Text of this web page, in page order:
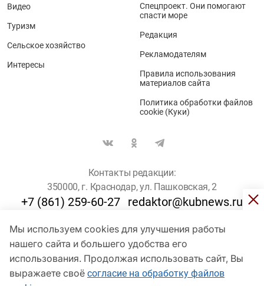
Мы используем cookies для улучшения работы
нашего сайта и большего удобства его
использования. Продолжая использовать сайт, Вы
выражаете своё согласие на обработку файлов
Видео
Туризм
Сельское хозяйство
Интересы
Спецпроект. Они помогают
спасти море
Редакция
Рекламодателям
Правила использования
материалов сайта
Политика обработки файлов
cookie (Куки)
Контакты редакции:
350000, г. Краснодар, ул. Пашковская, 2
+7 (861) 259-60-27 redaktor@kubnews.ru
Для пользователей старше 16 лет
© Кубанские Новости, 2017
Сетевое издание «kubnews» зарегистрировано Федеральной
службой по надзору в сфере связи, информационных технологий